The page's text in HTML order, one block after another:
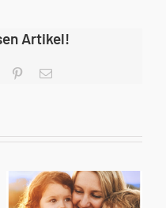
Artikel!
Pinterest
E-